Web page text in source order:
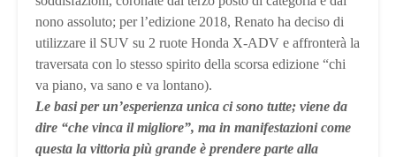
nono assoluto; per l’edizione 2018, Renato ha deciso di
utilizzare il SUV su 2 ruote Honda X-ADV e affronterà la
traversata con lo stesso spirito della scorsa edizione “chi
va piano, va sano e va lontano).
Le basi per un’esperienza unica ci sono tutte; viene da
dire “che vinca il migliore”, ma in manifestazioni come
questa la vittoria più grande è prendere parte alla